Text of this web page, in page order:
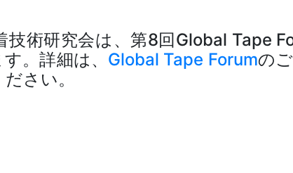
技術研究会は、第8回Global Tape
。詳細は、 Global Tape Forumの
さい。